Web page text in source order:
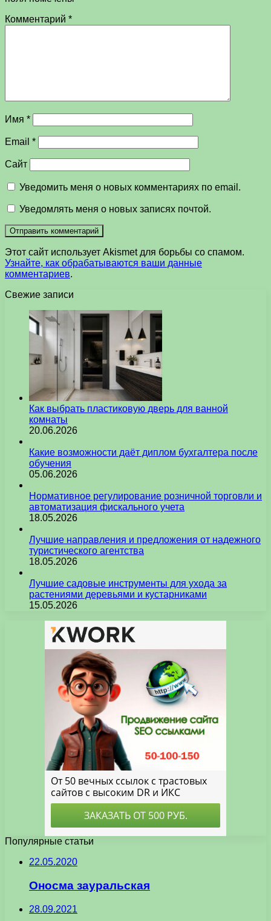
Комментарий *
Имя *
Email *
Сайт
Уведомить меня о новых комментариях по email.
Уведомлять меня о новых записях почтой.
Этот сайт использует Akismet для борьбы со спамом.
Узнайте, как обрабатываются ваши данные
комментариев.
Свежие записи
Как выбрать пластиковую дверь для ванной
комнаты
20.06.2026
Какие возможности даёт диплом бухгалтера после
обучения
05.06.2026
Нормативное регулирование розничной торговли и
автоматизация фискального учета
18.05.2026
Лучшие направления и предложения от надежного
туристического агентства
18.05.2026
Лучшие садовые инструменты для ухода за
растениями деревьями и кустарниками
15.05.2026
Популярные статьи
22.05.2020
Оносма зауральская
28.09.2021